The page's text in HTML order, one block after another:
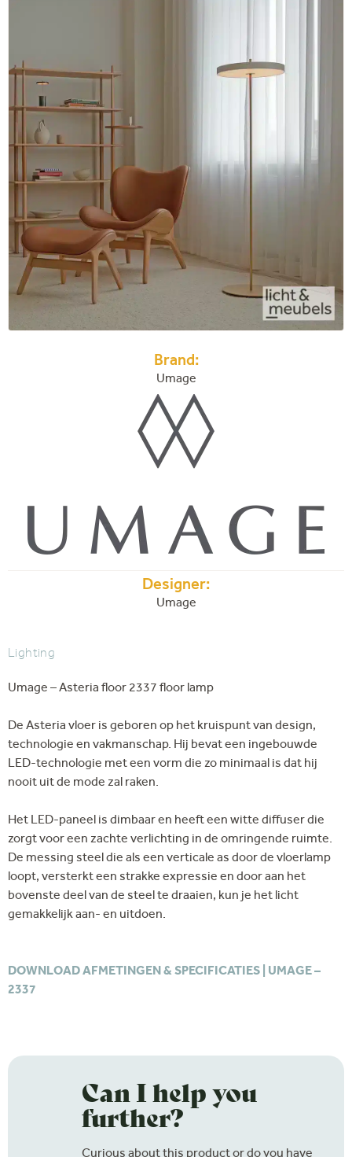
Brand:
Umage
Designer:
Umage
Lighting
Umage – Asteria floor 2337 floor lamp
De Asteria vloer is geboren op het kruispunt van design,
technologie en vakmanschap. Hij bevat een ingebouwde
LED-technologie met een vorm die zo minimaal is dat hij
nooit uit de mode zal raken.
Het LED-paneel is dimbaar en heeft een witte diffuser die
zorgt voor een zachte verlichting in de omringende ruimte.
De messing steel die als een verticale as door de vloerlamp
loopt, versterkt een strakke expressie en door aan het
bovenste deel van de steel te draaien, kun je het licht
gemakkelijk aan- en uitdoen.
DOWNLOAD AFMETINGEN & SPECIFICATIES | UMAGE –
2337
Can I help you
further?